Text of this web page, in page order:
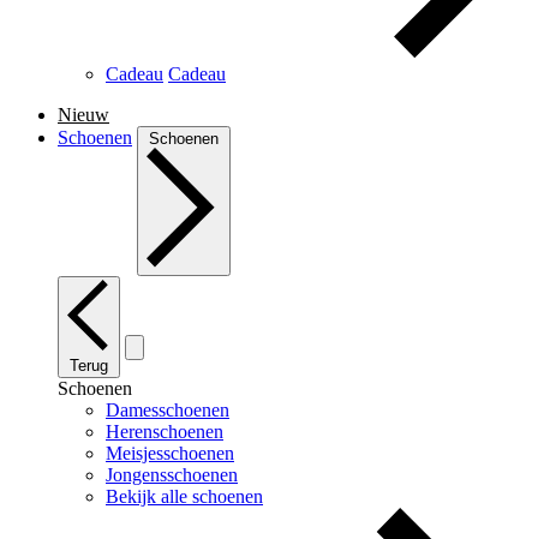
Cadeau Cadeau
Nieuw
Schoenen
Schoenen
Terug
Schoenen
Damesschoenen
Herenschoenen
Meisjesschoenen
Jongensschoenen
Bekijk alle schoenen